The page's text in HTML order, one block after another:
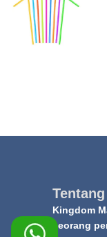
Kingdom
seorang